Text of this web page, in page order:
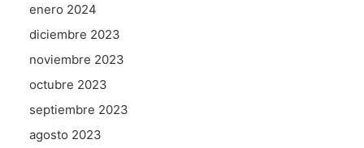
enero 2024
diciembre 2023
noviembre 2023
octubre 2023
septiembre 2023
agosto 2023